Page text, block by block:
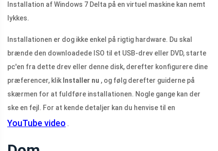
Installation af Windows 7 Delta på en virtuel maskine kan nemt
lykkes.
Installationen er dog ikke enkel på rigtig hardware. Du skal
brænde den downloadede ISO til et USB-drev eller DVD, starte
pc'en fra dette drev eller denne disk, derefter konfigurere dine
præferencer, klik Installer nu , og følg derefter guiderne på
skærmen for at fuldføre installationen. Nogle gange kan der
ske en fejl. For at kende detaljer kan du henvise til en
YouTube video .